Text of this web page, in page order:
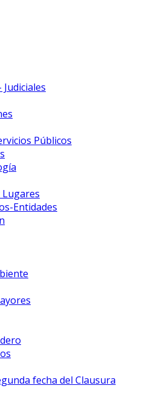
Judiciales
Públicos
Entidades